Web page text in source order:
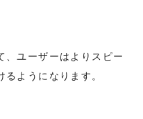
、ユーザーはよりスピー
ようになります。